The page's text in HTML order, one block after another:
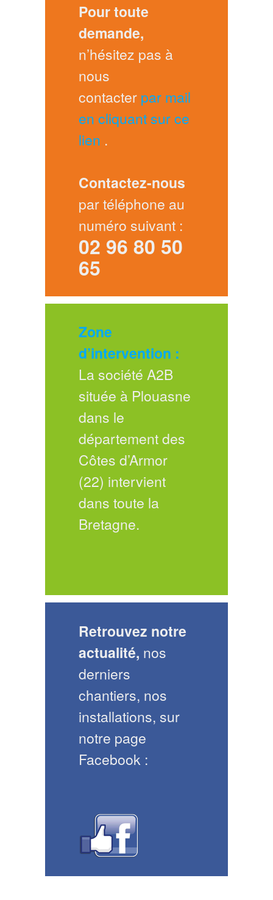
Pour toute
demande,
n’hésitez pas à
nous
contacter par mail
en cliquant sur ce
lien .
Contactez-nous
par téléphone au
numéro suivant :
02 96 80 50
65
Zone
d’intervention :
La société A2B
située à Plouasne
dans le
département des
Côtes d’Armor
(22) intervient
dans toute la
Bretagne.
Retrouvez notre
actualité, nos
derniers
chantiers, nos
installations, sur
notre page
Facebook :